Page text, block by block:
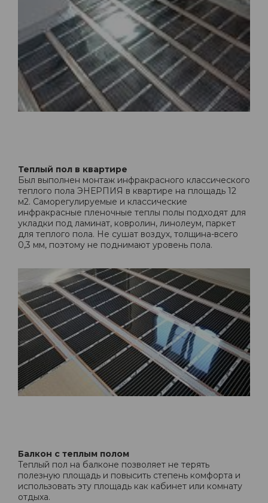
Теплый пол в квартире
Был выполнен монтаж инфракрасного классического
теплого пола ЭНЕРПИЯ в квартире на площадь 12
м2. Саморегулируемые и классические
инфракрасные пленочные теплы полы подходят для
укладки под ламинат, ковролин, линолеум, паркет
для теплого пола. Не сушат воздух, толщина-всего
0,3 мм, поэтому не поднимают уровень пола.
Балкон с теплым полом
Теплый пол на балконе позволяет не терять
полезную площадь и повысить степень комфорта и
использовать эту площадь как кабинет или комнату
отдыха.